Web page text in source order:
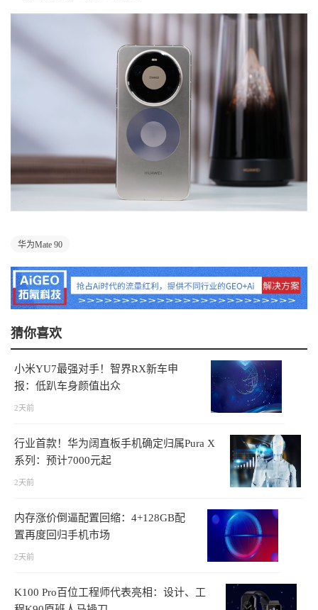
华为Mate 90
猜你喜欢
小米YU7最强对手！智界RX新车申
报：低趴车身颜值出众
2天前
行业首款！华为阔直板手机确定归属Pura X
系列：预计7000元起
2天前
内存涨价倒逼配置回缩：4+128GB配
置再度回归手机市场
2天前
K100 Pro百位工程师代表亮相：设计、工